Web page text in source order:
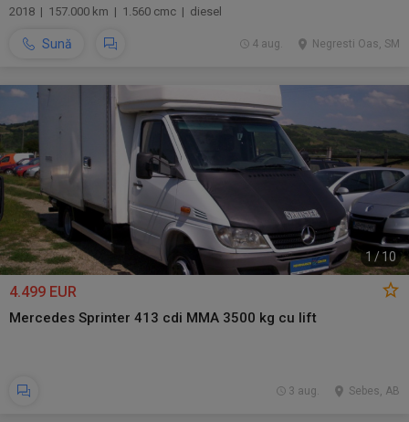
2018 | 157.000 km | 1.560 cmc | diesel
Sună Negresti Oas, SM
4 aug.
1 / 10
4.499 EUR
Mercedes Sprinter 413 cdi MMA 3500 kg cu lift
Sebes, AB
3 aug.